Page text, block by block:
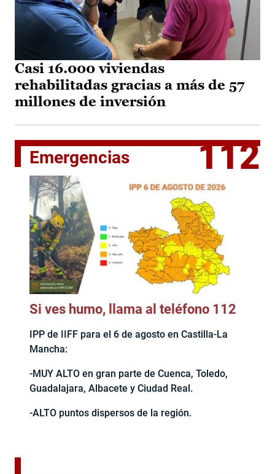
Casi 16.000 viviendas
rehabilitadas gracias a más de 57
millones de inversión
Emergencias 112
Si ves humo, llama al teléfono 112
IPP de IIFF para el 6 de agosto en Castilla-La
Mancha:
-MUY ALTO en gran parte de Cuenca, Toledo,
Guadalajara, Albacete y Ciudad Real.
-ALTO puntos dispersos de la región.